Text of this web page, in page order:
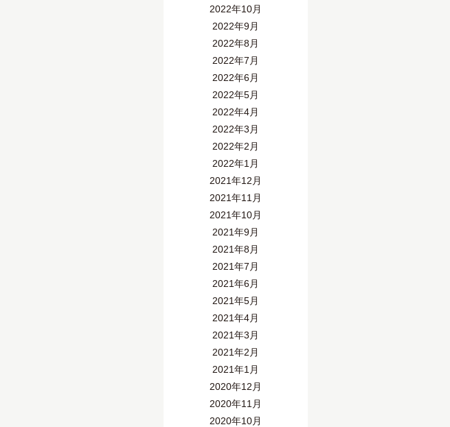
2022年10月
2022年9月
2022年8月
2022年7月
2022年6月
2022年5月
2022年4月
2022年3月
2022年2月
2022年1月
2021年12月
2021年11月
2021年10月
2021年9月
2021年8月
2021年7月
2021年6月
2021年5月
2021年4月
2021年3月
2021年2月
2021年1月
2020年12月
2020年11月
2020年10月